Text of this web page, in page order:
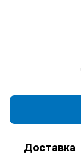
Доставка